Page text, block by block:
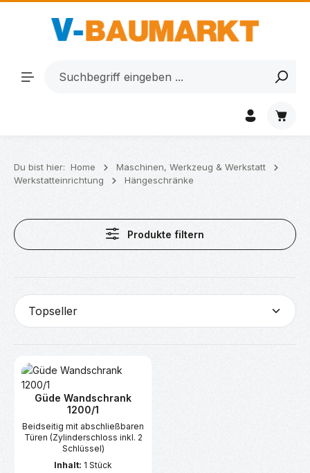
Zum Hauptinhalt springen
Du bist hier: Home
Maschinen, Werkzeug & Werkstatt
Werkstatteinrichtung
Hängeschränke
Produkte filtern
Güde Wandschrank
1200/1
Beidseitig mit abschließbaren
Türen (Zylinderschloss inkl. 2
Schlüssel)
Inhalt: 1 Stück